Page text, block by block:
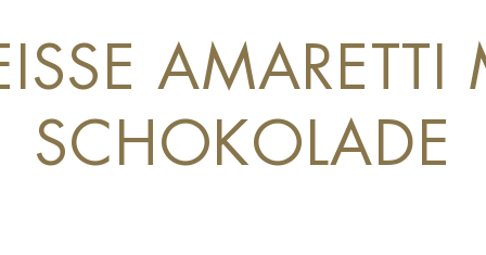
AMARETTI
SCHOKOLADE